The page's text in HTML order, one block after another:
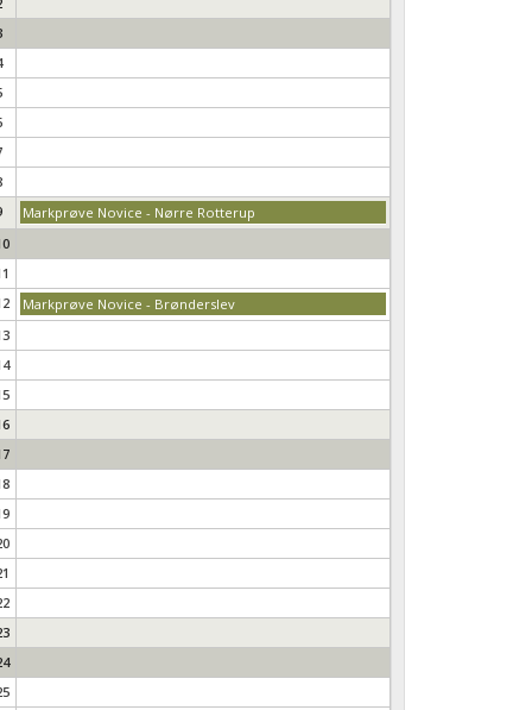
Markprøve Novice - Nørre Rotterup
Markprøve Novice - Brønderslev